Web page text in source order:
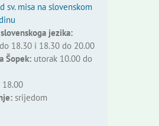
sv. misa na slovenskom
jezika:
18.30 i 18.30 do 20.00
Šopek:utorak 10.00 do
18.00
srijedom